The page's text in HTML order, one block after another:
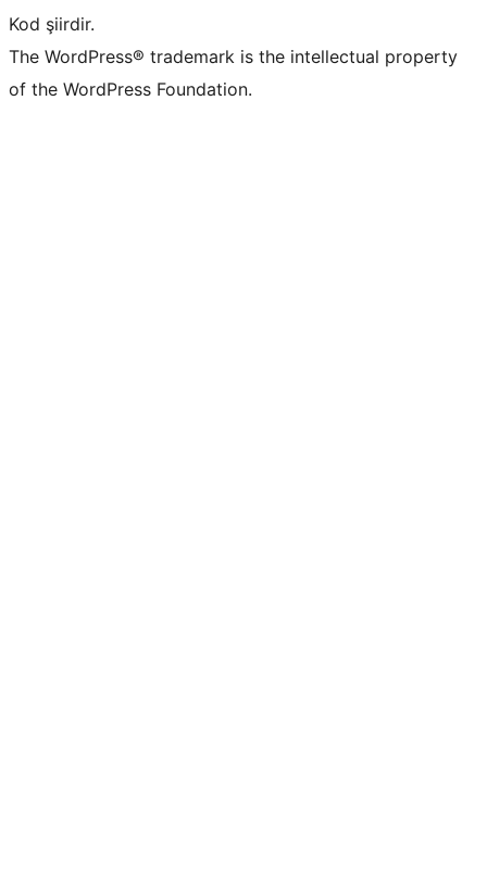
Kod şiirdir.
The WordPress® trademark is the intellectual property
of the WordPress Foundation.